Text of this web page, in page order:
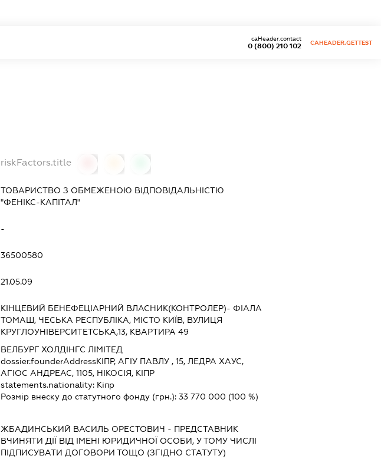
0 (800) 210 102
caHeader.contact
CAHEADER.GETTEST
riskFactors.title
ТОВАРИСТВО З ОБМЕЖЕНОЮ ВІДПОВІДАЛЬНІСТЮ
"ФЕНІКС-КАПІТАЛ"
-
36500580
21.05.09
КІНЦЕВИЙ БЕНЕФЕЦІАРНИЙ ВЛАСНИК(КОНТРОЛЕР)- ФІАЛА
ТОМАШ, ЧЕСЬКА РЕСПУБЛІКА, МІСТО КИЇВ, ВУЛИЦЯ
КРУГЛОУНІВЕРСИТЕТСЬКА,13, КВАРТИРА 49
ВЕЛБУРГ ХОЛДІНГС ЛІМІТЕД
dossier.founderAddressКІПР, АГІУ ПАВЛУ , 15, ЛЕДРА ХАУС,
АГІОС АНДРЕАС, 1105, НІКОСІЯ, КІПР
statements.nationality: Кіпр
Розмір внеску до статутного фонду (грн.): 33 770 000 (100 %)
ЖБАДИНСЬКИЙ ВАСИЛЬ ОРЕСТОВИЧ - ПРЕДСТАВНИК
ВЧИНЯТИ ДІЇ ВІД ІМЕНІ ЮРИДИЧНОЇ ОСОБИ, У ТОМУ ЧИСЛІ
ПІДПИСУВАТИ ДОГОВОРИ ТОЩО (ЗГІДНО СТАТУТУ)